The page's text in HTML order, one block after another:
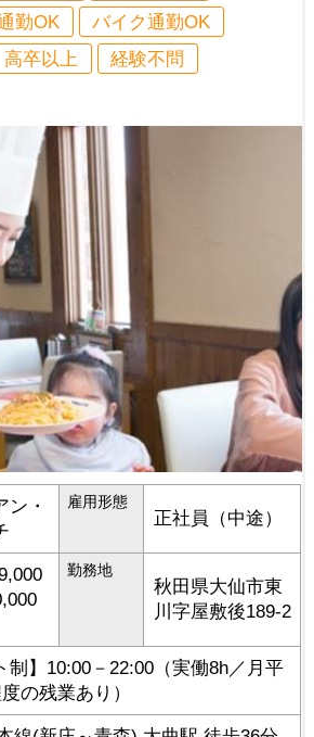
勤OK
バイク通勤OK
高卒以上
経験不問
ン・
雇用形態
正社員（中途）
勤務地
秋田県大仙市東
川字屋敷後189-2
制】10:00－22:00（実働8h／月平
の残業あり）